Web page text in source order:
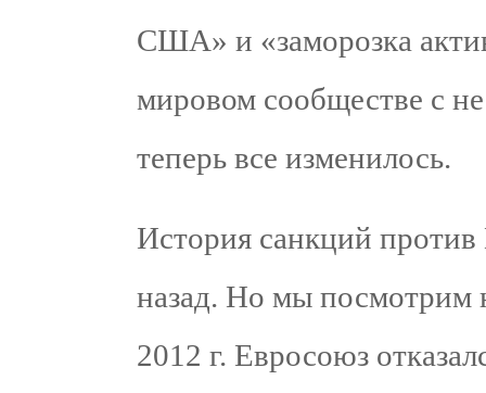
США» и «заморозка
мировом сообществе с
теперь все изменилось.
История санкций против
назад. Но мы посмотрим
2012 г. Евросоюз